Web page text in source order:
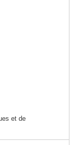
et de